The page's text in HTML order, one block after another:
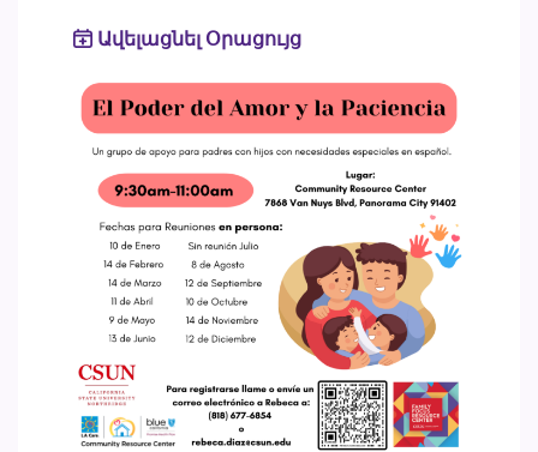
Ավելացնել Օրացույց